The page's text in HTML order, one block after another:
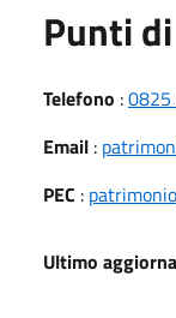
Punti
Telefono :0825
Email :
PEC :
Ultimo